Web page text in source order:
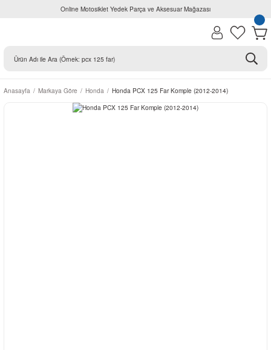
Online Motosiklet Yedek Parça ve Aksesuar Mağazası
Anasayfa Markaya Göre Honda Honda PCX 125 Far Komple (2012-2014)